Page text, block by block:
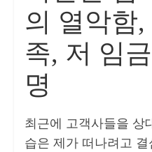
의 열악함
족, 저 임
명
최근에 고객사들을 상
습은 제가 떠나려고